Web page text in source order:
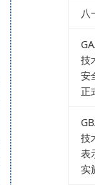
八
技
安
正
技
表
实